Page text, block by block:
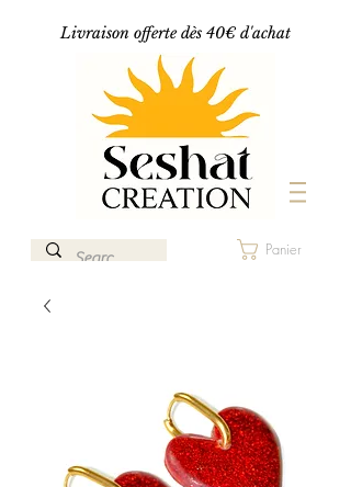
Livraison offerte dès 40€ d'achat
Panier